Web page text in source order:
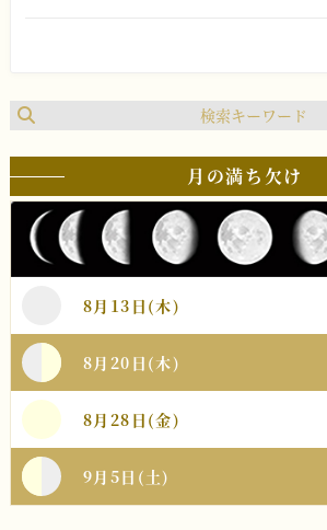
月の満ち欠け
8月13日(木)
8月20日(木)
8月28日(金)
9月5日(土)